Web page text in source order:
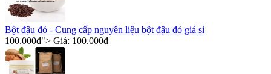
Bột đậu đỏ - Cung cấp nguyên liệu bột đậu đỏ giá sỉ
100.000đ"> Giá: 100.000đ